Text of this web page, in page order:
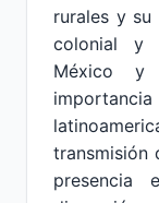
rurales y
colonial y
México y
transmisión
presencia